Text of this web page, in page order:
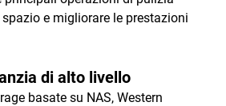
spazio e migliorare le prestazioni
di alto livello
basate su NAS, Western